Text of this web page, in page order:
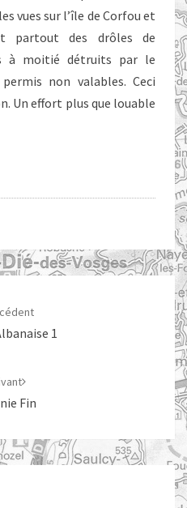
vues sur l’île de Corfou et
partout des drôles de
à moitié détruits par le
non valables. Ceci
Un effort plus que louable
1
Fin